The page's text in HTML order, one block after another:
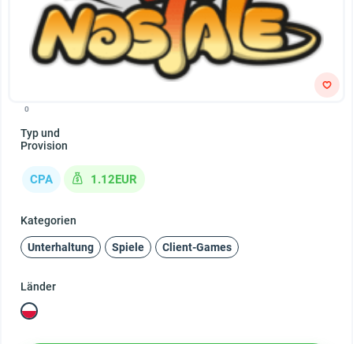
0
Typ und
Provision
CPA 1.12EUR
Kategorien
Unterhaltung Spiele Client-Games
Länder